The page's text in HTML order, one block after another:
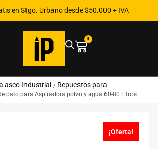
en Stgo. Urbano desde $50.000 + IVA
0
aseo Industrial / Repuestos para
pato para Aspiradora polvo y agua 60-80 Litros
¡Oferta!